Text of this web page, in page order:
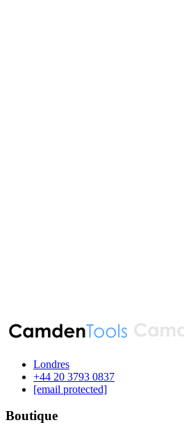
Londres
‪+44 20 3793 0837‬
[email protected]
Boutique